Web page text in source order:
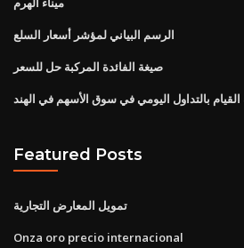
الرسم البياني لمؤشر أسعار السلع
صيغة الفائدة المركبة حل للسعر
القيام بالتداول اليومي في سوق الأسهم في الهند
Featured Posts
تمويل المعارض التجارية
Onza oro precio internacional